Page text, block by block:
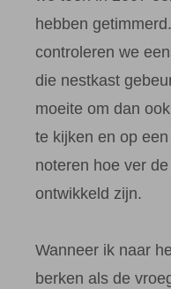
hebben
controleren we
die nestkast
moeite om dan
te kijken en op
noteren hoe ver
ontwikkeld zijn.
Wanneer ik naar
berken als de